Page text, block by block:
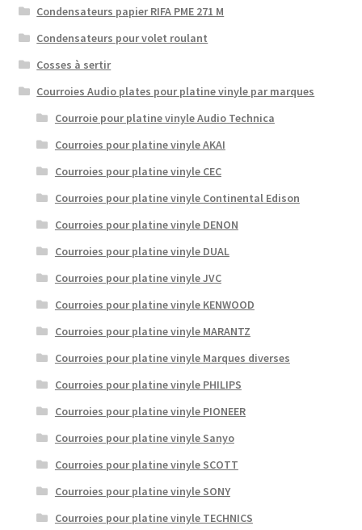
Condensateurs papier RIFA PME 271 M
Condensateurs pour volet roulant
Cosses à sertir
Courroies Audio plates pour platine vinyle par marques
Courroie pour platine vinyle Audio Technica
Courroies pour platine vinyle AKAI
Courroies pour platine vinyle CEC
Courroies pour platine vinyle Continental Edison
Courroies pour platine vinyle DENON
Courroies pour platine vinyle DUAL
Courroies pour platine vinyle JVC
Courroies pour platine vinyle KENWOOD
Courroies pour platine vinyle MARANTZ
Courroies pour platine vinyle Marques diverses
Courroies pour platine vinyle PHILIPS
Courroies pour platine vinyle PIONEER
Courroies pour platine vinyle Sanyo
Courroies pour platine vinyle SCOTT
Courroies pour platine vinyle SONY
Courroies pour platine vinyle TECHNICS